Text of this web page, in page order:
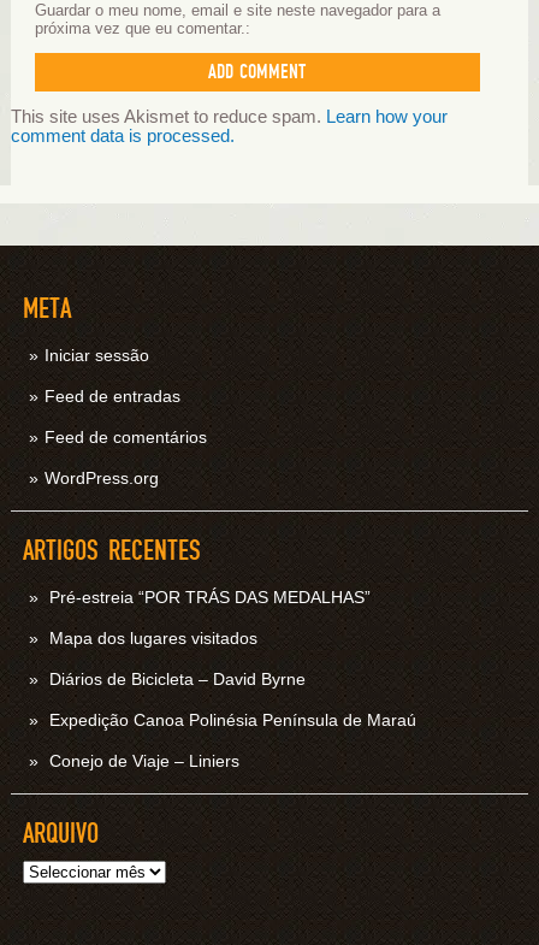
Guardar o meu nome, email e site neste navegador para a
próxima vez que eu comentar.
This site uses Akismet to reduce spam. Learn how your
comment data is processed.
META
Iniciar sessão
Feed de entradas
Feed de comentários
WordPress.org
ARTIGOS RECENTES
Pré-estreia “POR TRÁS DAS MEDALHAS”
Mapa dos lugares visitados
Diários de Bicicleta – David Byrne
Expedição Canoa Polinésia Península de Maraú
Conejo de Viaje – Liniers
ARQUIVO
Arquivo